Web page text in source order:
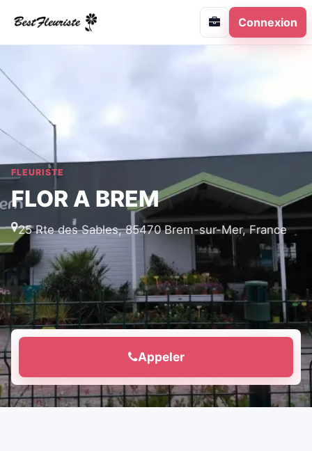
Connexion
FLEURISTE
FLOR A BREM
25 Rte des Sables, 85470 Brem-sur-Mer, France
Appeler